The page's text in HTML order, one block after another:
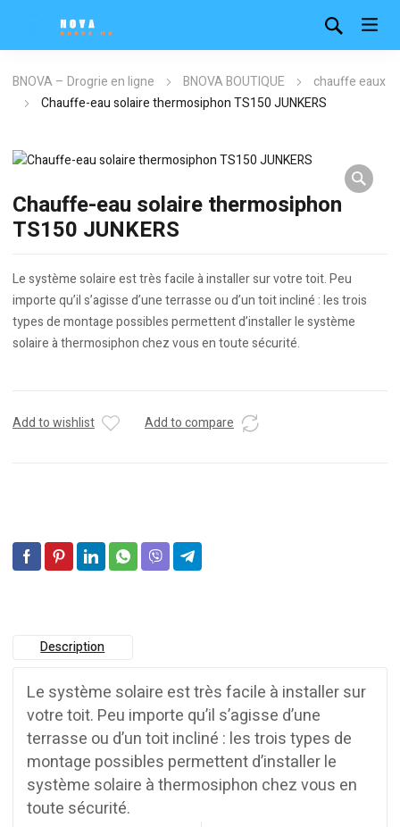
BNOVA – Drogrie en ligne BNOVA BOUTIQUE
chauffe eaux
Chauffe-eau solaire thermosiphon TS150 JUNKERS
Chauffe-eau solaire thermosiphon
TS150 JUNKERS
Le système solaire est très facile à installer sur votre toit. Peu
importe qu’il s’agisse d’une terrasse ou d’un toit incliné : les trois
types de montage possibles permettent d’installer le système
solaire à thermosiphon chez vous en toute sécurité.
Add to wishlist Add to compare
Description
Le système solaire est très facile à installer sur
votre toit. Peu importe qu’il s’agisse d’une
terrasse ou d’un toit incliné : les trois types de
montage possibles permettent d’installer le
système solaire à thermosiphon chez vous en
toute sécurité.